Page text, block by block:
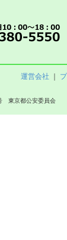
運営会社
東京都公安委員会